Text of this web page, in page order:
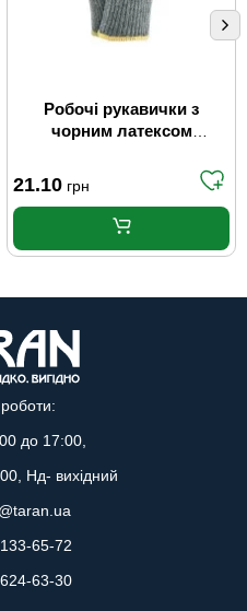
Робочі рукавички з
чорним латексом
21.10 грн
до 17:00,
Нд- вихідний
65-72
63-30